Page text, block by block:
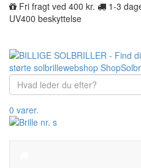
Fri fragt ved 400 kr. 1-3
UV400 beskyttelse
0 varer.